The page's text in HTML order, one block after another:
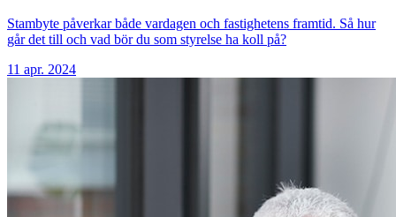
Stambyte påverkar både vardagen och fastighetens framtid. Så hur
går det till och vad bör du som styrelse ha koll på?
11 apr. 2024